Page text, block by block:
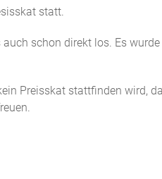
statt.
schon direkt los. Es
Preisskat stattfinden wird,